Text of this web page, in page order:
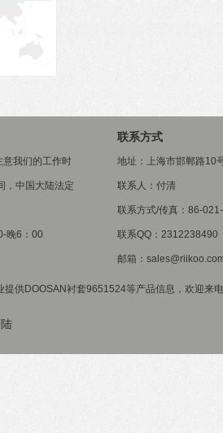
意我们的工作时
，中国大陆法定
晚6：00
联系方式
地址：上海市邯郸路10
联系人：付清
联系方式/传真：86-
联系QQ：2312238490
邮箱：
提供DOOSAN衬套9651524等产品信息，欢迎来